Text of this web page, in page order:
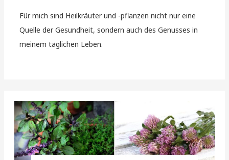
Für mich sind Heilkräuter und -pflanzen nicht nur eine
Quelle der Gesundheit, sondern auch des Genusses in
meinem täglichen Leben.